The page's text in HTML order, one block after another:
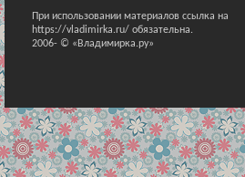
При использовании материалов ссылка на
https://vladimirka.ru/ обязательна.
2006- © «Владимирка.ру»